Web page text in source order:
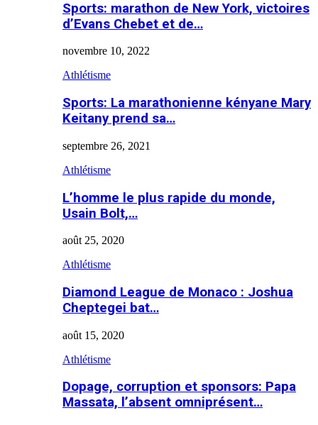
Sports: marathon de New York, victoires
d’Evans Chebet et de…
novembre 10, 2022
Athlétisme
Sports: La marathonienne kényane Mary
Keitany prend sa…
septembre 26, 2021
Athlétisme
L’homme le plus rapide du monde,
Usain Bolt,…
août 25, 2020
Athlétisme
Diamond League de Monaco : Joshua
Cheptegei bat…
août 15, 2020
Athlétisme
Dopage, corruption et sponsors: Papa
Massata, l’absent omniprésent…